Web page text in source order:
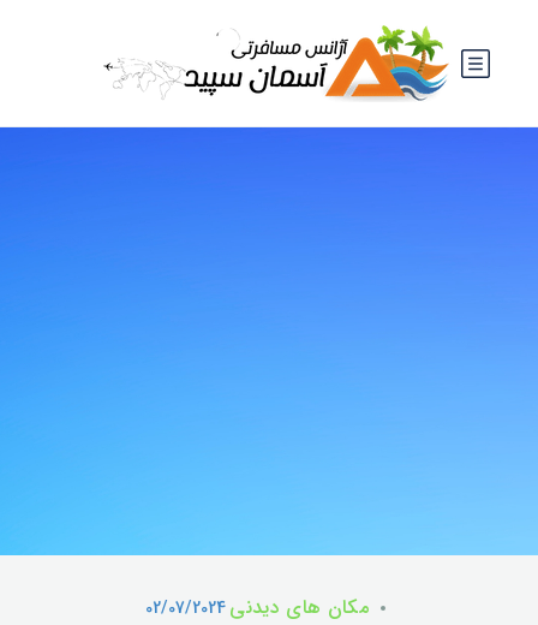
مکان های دیدنی02/07/2024